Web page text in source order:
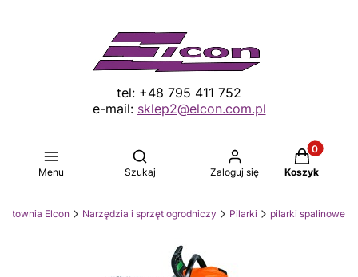
tel: +48 795 411 752
e-mail: sklep2@elcon.com.pl
Menu
Otwórz wyszukiwarkę
Szukaj Zaloguj się
Produkty
Koszyk
Elcon Narzędzia i sprzęt ogrodniczy Pilarki pilarki spalinowe